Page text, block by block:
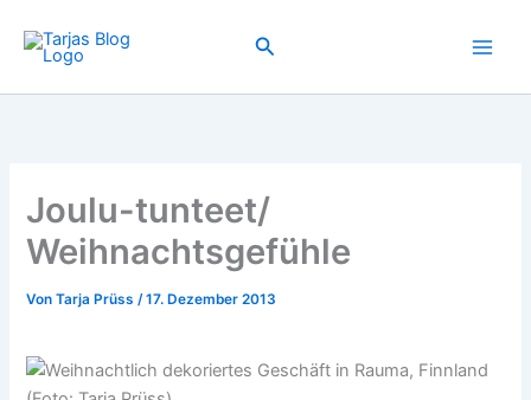
Inhalt
springen
Suchen
Joulu-tunteet/
Weihnachtsgefühle
VonTarja Prüss/17. Dezember 2013